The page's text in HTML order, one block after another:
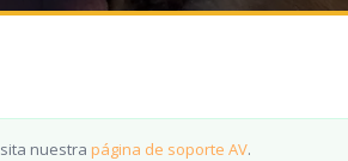
nuestra página de soporte AV.